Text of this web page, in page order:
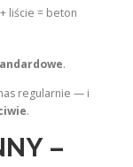
liście = beton
.
regularnie — i
.
–